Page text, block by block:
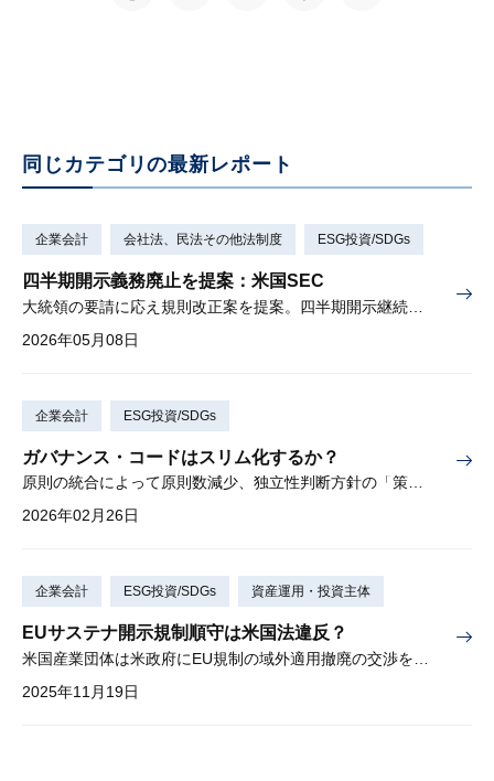
同じカテゴリの最新レポート
企業会計 会社法、民法その他法制度 ESG投資/SDGs
四半期開示義務廃止を提案：米国SEC
2026年05月08日
企業会計 ESG投資/SDGs
ガバナンス・コードはスリム化するか？
原則の統合によって原則数減少、独立性判断方針の「策定・開示」から「策定」へ変更し要開示事項が減少
2026年02月26日
企業会計 ESG投資/SDGs 資産運用・投資主体
EUサステナ開示規制順守は米国法違反？
2025年11月19日